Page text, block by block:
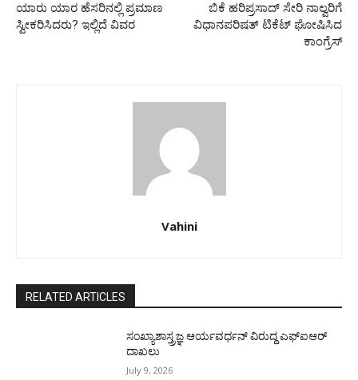
ಯಾರು ಯಾರ ಹೆಸರಿನಲ್ಲಿ ಪ್ರಮಾಣ
ಸ್ವೀಕರಿಸಿದರು? ಇಲ್ಲಿದೆ ವಿವರ
ಬಿಕೆ ಹರಿಪ್ರಸಾದ್ ಸೇರಿ ನಾಲ್ವರಿಗೆ
ವಿಧಾನಪರಿಷತ್ ಟಿಕೆಟ್ ಘೋಷಿಸಿದ
ಕಾಂಗ್ರೆಸ್
Vahini
RELATED ARTICLES
ಸಂಖ್ಯಾಶಾಸ್ತ್ರಜ್ಞ ಆರ್ಯವರ್ಧನ್ ವಿರುದ್ದ ಎಫ್‌ಐಆ‌ರ್
ದಾಖಲು
July 9, 2026